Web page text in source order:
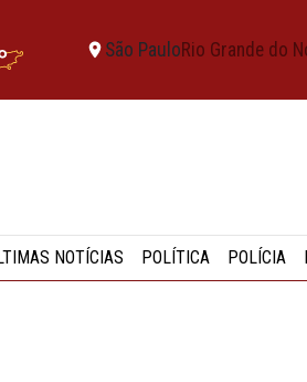
São PauloRio Grande do
NOTÍCIAS POLÍTICA POLÍCIA